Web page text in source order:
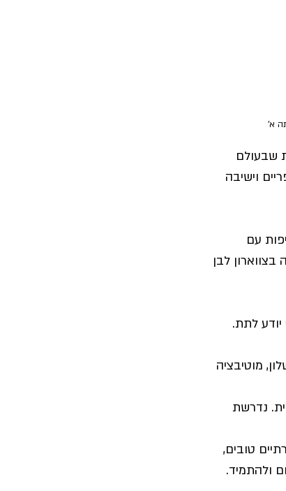
שבעולם
וישיבה
עם
לבן
לתת.
מוטיבציה
נדרשת
טובים,
ולהתמיד.